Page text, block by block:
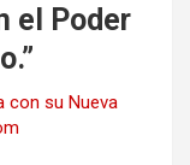
el Poder
”
con su Nueva